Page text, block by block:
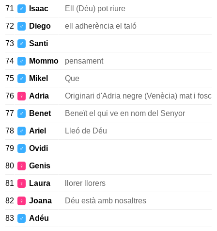
71 ♂ Isaac Ell (Déu) pot riure
72 ♂ Diego ell adherència el taló
73 ♂ Santi
74 ♂ Mommo pensament
75 ♂ Mikel Que
76 ♀ Adria Originari d'Adria negre (Venècia) mat i fosc
77 ♂ Benet Beneït el qui ve en nom del Senyor
78 ♂ Ariel Lleó de Déu
79 ♂ Ovidi
80 ♀ Genis
81 ♀ Laura llorer llorers
82 ♀ Joana Déu està amb nosaltres
83 ♂ Adéu